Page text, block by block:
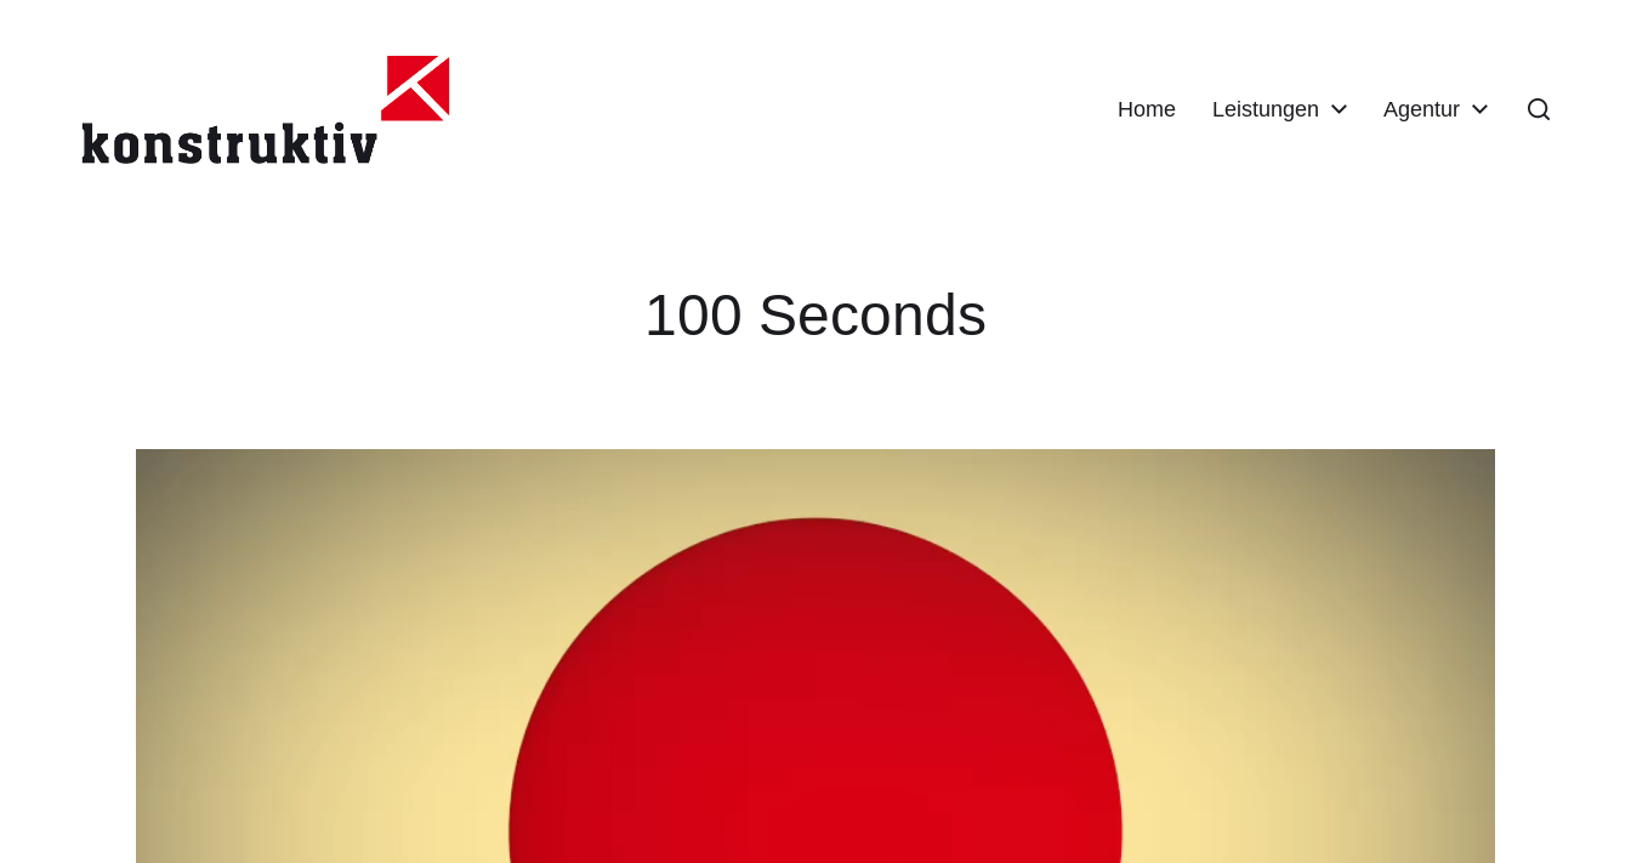
Home Leistungen Agentur
100 Seconds